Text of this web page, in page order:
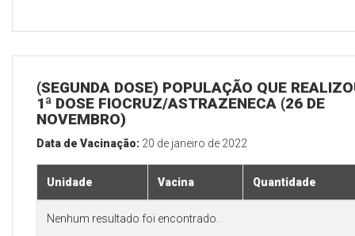
(SEGUNDA DOSE) POPULAÇÃO QUE
1ª DOSE FIOCRUZ/ASTRAZENECA (26 DE
NOVEMBRO)
Data de Vacinação: 20 de janeiro de 2022
Unidade Vacina Quantidade
Nenhum resultado foi encontrado.